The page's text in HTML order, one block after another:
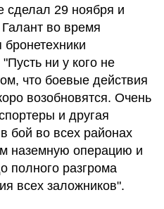
сделал 29 ноября и
во время
ни у кого не
что боевые действия
возобновятся. Очень
и другая
бой во всех районах
наземную операцию и
полного разгрома
всех заложников".